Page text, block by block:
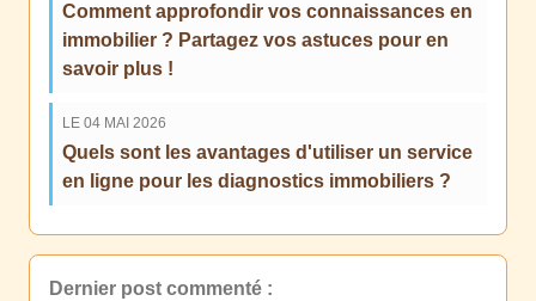
Comment approfondir vos connaissances en
immobilier ? Partagez vos astuces pour en
savoir plus !
LE 04 MAI 2026
Quels sont les avantages d'utiliser un service
en ligne pour les diagnostics immobiliers ?
Dernier post commenté :